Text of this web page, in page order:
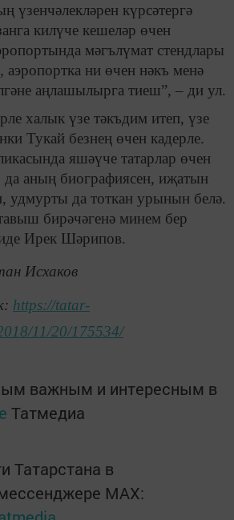
үзенчәлекләрен күрсәтергә
килүче кешеләр өчен
мәгълүмат стендлары
аэропортка ни өчен нәкъ менә
аңлашылырга тиеш”, – ди ул.
халык үзе тәкъдим итеп, үзе
Тукай безнең өчен кадерле.
яшәүче татарлар өчен
да аның биографиясен, иҗатын
удмурты да тоткан урынын белә.
бирәчәгенә минем бер
Ирек Шәрипов.
Исхаков
https://tatar-
11/20/175534/
важным и интересным в
Татмедиа
Татарстана в
MАХ: